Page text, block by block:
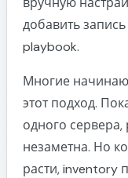
добавить
playbook.
Многие
этот подход.
одного сервера,
незаметна. Но
расти, inventory